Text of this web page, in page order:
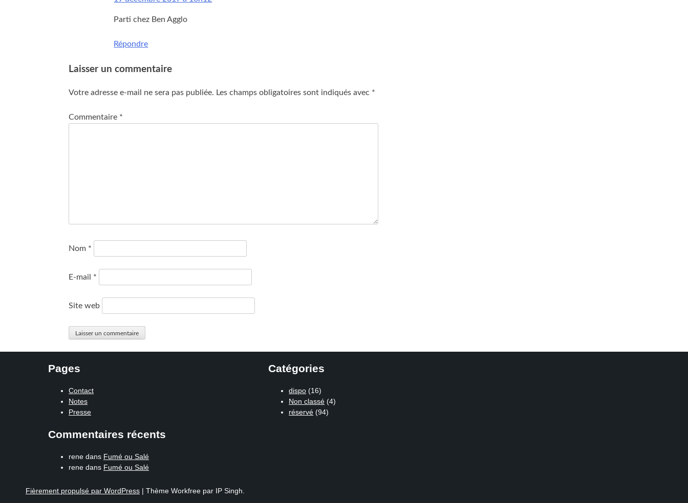
Parti chez Ben Agglo
Répondre
Laisser un commentaire
Votre adresse e-mail ne sera pas publiée. Les champs obligatoires sont indiqués avec *
Commentaire *
Nom *
E-mail *
Site web
Pages
Contact
Notes
Presse
Commentaires récents
rene dans Fumé ou Salé
rene dans Fumé ou Salé
Catégories
dispo (16)
Non classé (4)
réservé (94)
Fièrement propulsé par WordPress | Thème Workfree par IP Singh.